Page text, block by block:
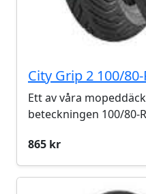
City Grip 2 100/80-
Ett av våra
beteckningen 100/80-
865 kr